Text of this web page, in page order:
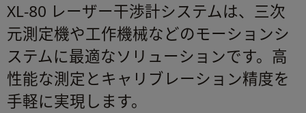
XL-80 レーザー干渉計システムは、三次
元測定機や工作機械などのモーションシ
ステムに最適なソリューションです。高
性能な測定とキャリブレーション精度を
手軽に実現します。